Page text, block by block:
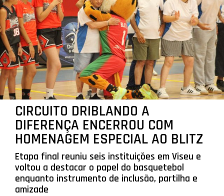
CIRCUITO DRIBLANDO A
DIFERENÇA ENCERROU COM
HOMENAGEM ESPECIAL AO BLITZ
Etapa final reuniu seis instituições em Viseu e
voltou a destacar o papel do basquetebol
enquanto instrumento de inclusão, partilha e
amizade